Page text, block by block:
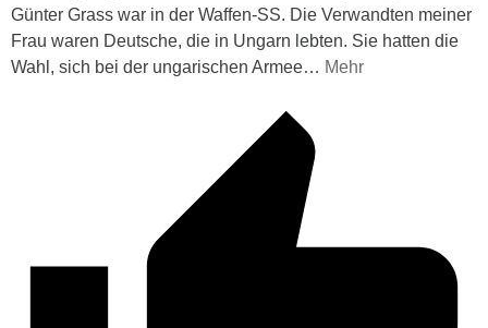
Günter Grass war in der Waffen-SS. Die Verwandten meiner
Frau waren Deutsche, die in Ungarn lebten. Sie hatten die
Wahl, sich bei der ungarischen Armee… Mehr